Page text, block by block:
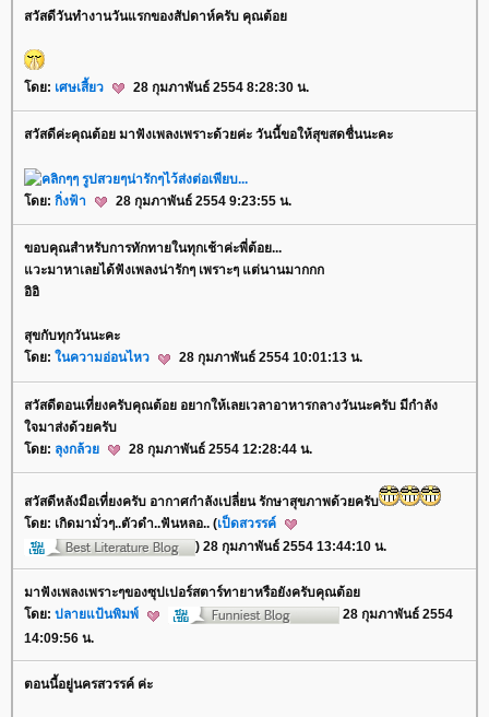
สวัสดีวันทำงานวันแรกของสัปดาห์ครับ คุณต้อ
ดย: เศษเสี้ยว 28 กุมภาพันธ์ 2554 8:28:30 น.
สวัสดีค่ะคุณต้อย มาฟังเพลงเพราะด้วยค่ะ วันนี้ขอให้สุขสดชื่นนะคะ
ดย: กิ่งฟ้า 28 กุมภาพันธ์ 2554 9:23:55 น.
ขอบคุณสำหรับการทักทายในทุกเช้าค่ะพี่ต้อย...
วะมาหาเลยได้ฟังเพลงน่ารักๆ เพราะๆ แต่นานมากกก
อิอิ
สุขกับทุกวันนะคะ
ดย: นความอ่อนไหว 28 กุมภาพันธ์ 2554 10:01:13 น.
สวัสดีตอนเที่ยงครับคุณต้อย อยากให้เลยเวลาอาหารกลางวันนะครับ มีกำลัง
จมาส่งด้วยครับ
ดย: ลุงกล้ว 28 กุมภาพันธ์ 2554 12:28:44 น.
สวัสดีหลังมือเที่ยงครับ อากาศกำลังเปลี่ยน รักษาสุขภาพด้วยครับ
ดย: เกิดมามั่วๆ..ตัวดำ..ฟันหลอ.. (เป็ดสวรรค์
) 28 กุมภาพันธ์ 2554 13:44:10 น.
มาฟังเพลงเพราะๆของซุปเปอร์สตาร์ทายาหรือยังครับคุณต้อ
ดย: ปลายแป้นพิมพ์
28 กุมภาพันธ์ 2554
14:09:56 น.
ตอนนี้อยู่นครสวรรค์ ค่ะ